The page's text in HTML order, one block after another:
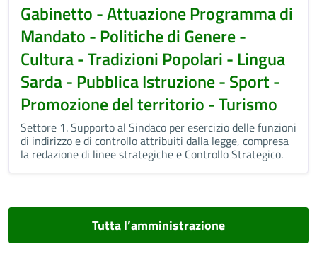
Gabinetto - Attuazione Programma di
Mandato - Politiche di Genere -
Cultura - Tradizioni Popolari - Lingua
Sarda - Pubblica Istruzione - Sport -
Promozione del territorio - Turismo
Settore 1. Supporto al Sindaco per esercizio delle funzioni
di indirizzo e di controllo attribuiti dalla legge, compresa
la redazione di linee strategiche e Controllo Strategico.
Tutta l’amministrazione